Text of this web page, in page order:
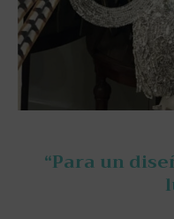
“Para un